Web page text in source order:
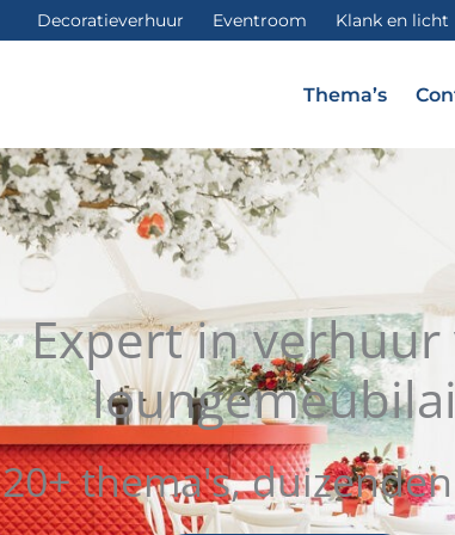
Decoratieverhuur Eventroom Klank en licht
Thema’s
Expert in verhuur
20+ thema's,